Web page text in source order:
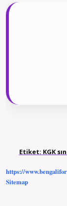
Etiket: KGK
https://
Sitemap